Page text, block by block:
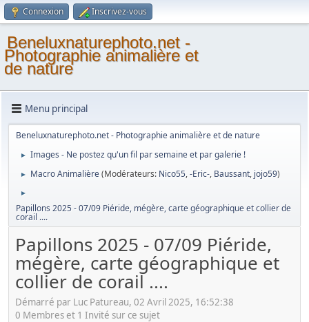
Connexion Inscrivez-vous
Beneluxnaturephoto.net -
Photographie animalière et
de nature
Menu principal
Beneluxnaturephoto.net - Photographie animalière et de nature
► Images - Ne postez qu'un fil par semaine et par galerie !
► Macro Animalière(Modérateurs: Nico55,-Eric-, Baussant, jojo59)
►
Papillons 2025 - 07/09 Piéride, mégère, carte géographique et collier de
corail ....
Papillons 2025 - 07/09 Piéride,
mégère, carte géographique et
collier de corail ....
Démarré par Luc Patureau, 02 Avril 2025, 16:52:38
0 Membres et 1 Invité sur ce sujet